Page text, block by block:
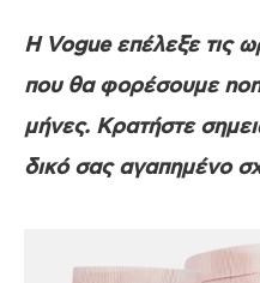
H Vogue επέλεξε τις
που θα φορέσουμε
μήνες. Κρατήστε
δικό σας αγαπημένο